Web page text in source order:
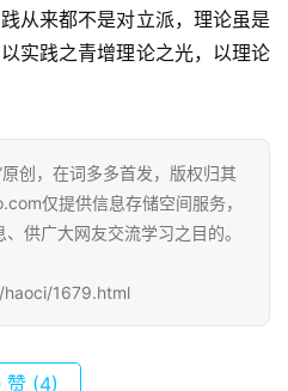
从来都不是对立派，理论虽是
实践之青增理论之光，以理论
创，在词多多首发，版权归其
仅提供信息存储空间服务，
供广大网友交流学习之目的。
1679.html
赞 (4)